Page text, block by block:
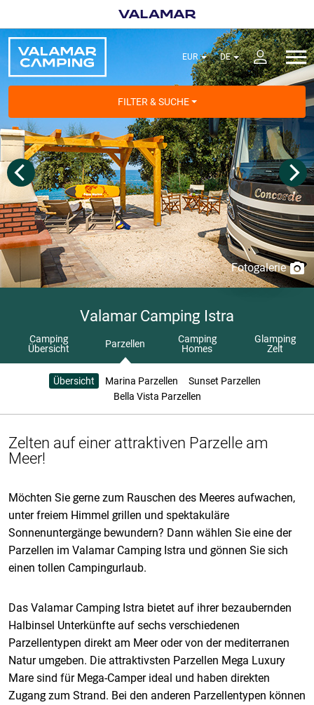
FILTER & SUCHE
Fotogalerie
Valamar Camping Istra
Camping
Übersicht
Parzellen
Camping
Homes
Glamping
Zelt
Übersicht Marina Parzellen
Sunset Parzellen
Bella Vista Parzellen
Zelten auf einer attraktiven Parzelle am
Meer!
Möchten Sie gerne zum Rauschen des Meeres aufwachen,
unter freiem Himmel grillen und spektakuläre
Sonnenuntergänge bewundern? Dann wählen Sie eine der
Parzellen im Valamar Camping Istra und gönnen Sie sich
einen tollen Campingurlaub.
Das Valamar Camping Istra bietet auf ihrer bezaubernden
Halbinsel Unterkünfte auf sechs verschiedenen
Parzellentypen direkt am Meer oder von der mediterranen
Natur umgeben. Die attraktivsten Parzellen Mega Luxury
Mare sind für Mega-Camper ideal und haben direkten
Zugang zum Strand. Bei den anderen Parzellentypen können